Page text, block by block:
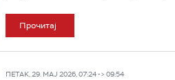
Прочитај
ПЕТАК, 29. МАЈ 2026, 07:24 -> 09:54